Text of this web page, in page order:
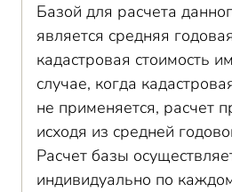
Базой для расчета
является средняя
кадастровая стоимость
случае, когда
не применяется, расчет
исходя из средней
Расчет базы
индивидуально по